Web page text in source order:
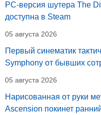
PC-версия шутера The
доступна в Steam
05 августа 2026
Первый синематик
Symphony от бывших
05 августа 2026
Нарисованная от руки
Ascension покинет